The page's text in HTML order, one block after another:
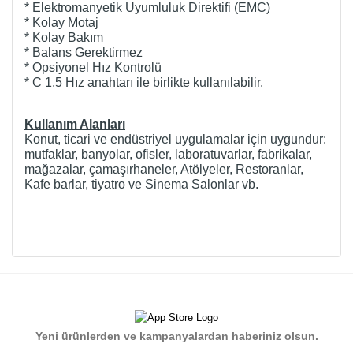
* Elektromanyetik Uyumluluk Direktifi (EMC)
* Kolay Motaj
* Kolay Bakım
* Balans Gerektirmez
* Opsiyonel Hız Kontrolü
* C 1,5 Hız anahtarı ile birlikte kullanılabilir.
Kullanım Alanları
Konut, ticari ve endüstriyel uygulamalar için uygundur:
mutfaklar, banyolar, ofisler, laboratuvarlar, fabrikalar,
mağazalar, çamaşırhaneler, Atölyeler, Restoranlar,
Kafe barlar, tiyatro ve Sinema Salonlar vb.
Yorum Yaz
Ürün resmi kalitesiz, bozuk veya görüntülenemiyor.
Yeni ürünlerden ve kampanyalardan haberiniz olsun.